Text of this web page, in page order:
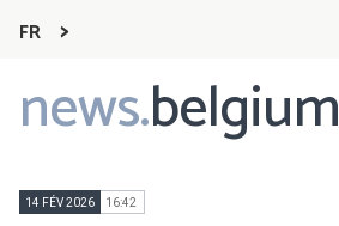
FR
news.belgium
Main
navigation
14 FÉV 2026 16:42